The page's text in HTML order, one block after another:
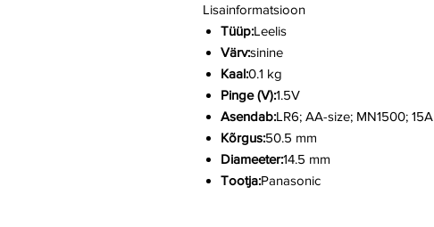
Lisainformatsioon
Tüüp:Leelis
Värv:sinine
Kaal:0.1 kg
Pinge (V):1.5V
Asendab:LR6; AA-size; MN1500; 15A
Kõrgus:50.5 mm
Diameeter:14.5 mm
Tootja:Panasonic